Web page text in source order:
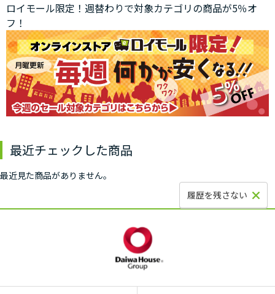
ロイモール限定！週替わりで対象カテゴリの商品が5％オ
フ！
最近チェックした商品
最近見た商品がありません。
履歴を残さない